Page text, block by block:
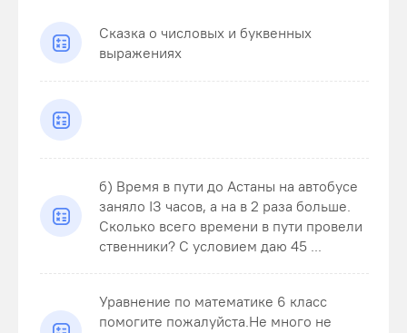
Сказка о числовых и буквенных
выражениях
б) Время в пути до Астаны на автобусе
заняло ІЗ часов, а на в 2 раза больше.
Сколько всего времени в пути провели
ственники? С условием даю 45 ...
Уравнение по математике 6 класс
помогите пожалуйста.Не много не